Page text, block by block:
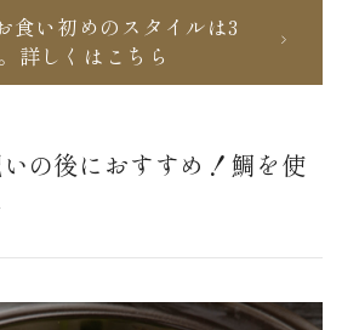
食い初めのスタイルは3
詳しくはこちら
の後におすすめ！鯛を使